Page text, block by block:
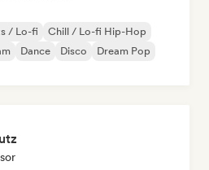
/ Lo-fi
Chill / Lo-fi Hip-Hop
Dance Disco
Dream Pop